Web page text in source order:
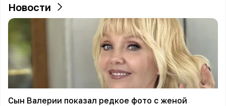
Новости
Сын Валерии показал редкое фото с женой